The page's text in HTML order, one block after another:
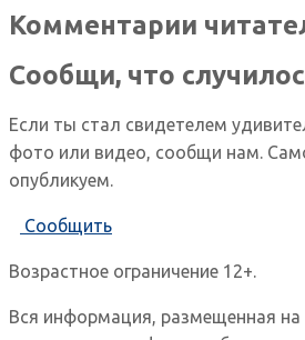
Комментарии
Сообщи, что
Если ты стал свидетелем
фото или видео, сообщи нам.
опубликуем.
Сообщить
Возрастное ограничение 12+.
Вся информация, размещенная на